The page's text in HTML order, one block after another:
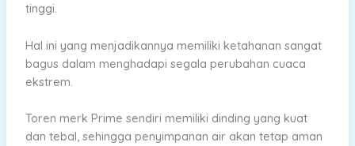
tinggi.
Hal ini yang menjadikannya memiliki ketahanan sangat
bagus dalam menghadapi segala perubahan cuaca
ekstrem.
Toren merk Prime sendiri memiliki dinding yang kuat
dan tebal, sehingga penyimpanan air akan tetap aman